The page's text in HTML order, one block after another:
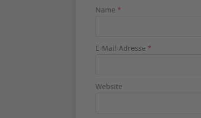
Name *
E-Mail-Adresse *
Website